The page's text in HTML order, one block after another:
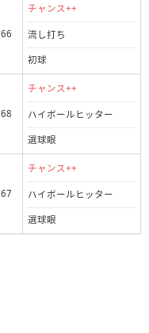
66
チャンス++
流し打ち
初球
68
チャンス++
ハイボールヒッター
選球眼
67
チャンス++
ハイボールヒッター
選球眼